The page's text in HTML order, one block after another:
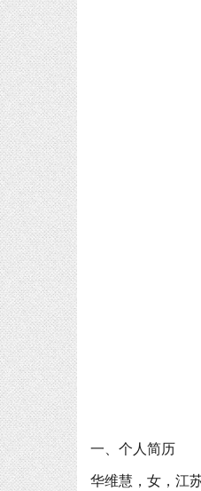
一、个人简历
华维慧，女，江